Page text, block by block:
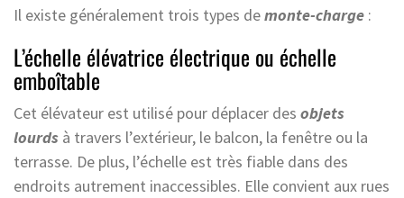
Il existe généralement trois types demonte-charge :
L’échelle élévatrice électrique ou échelle
emboîtable
Cet élévateur est utilisé pour déplacer des objets
lourds à travers l’extérieur, le balcon, la fenêtre ou la
terrasse. De plus, l’échelle est très fiable dans des
endroits autrement inaccessibles. Elle convient aux rues